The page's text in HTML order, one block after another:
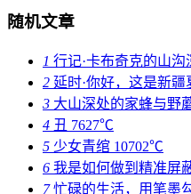
随机文章
1 行记·卡布奇克的山沟
2 延时·你好，这是新
3 大山深处的家蜂与野
4 丑 7627℃
5 少女青绾 10702℃
6 我是如何做到精准屏
7忙碌的生活，用笔墨